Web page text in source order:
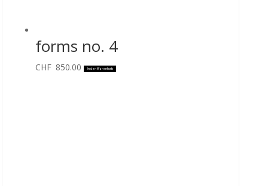
forms no. 4
CHF 850.00 In den Warenkorb